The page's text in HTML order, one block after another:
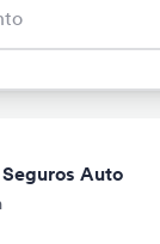
Auto